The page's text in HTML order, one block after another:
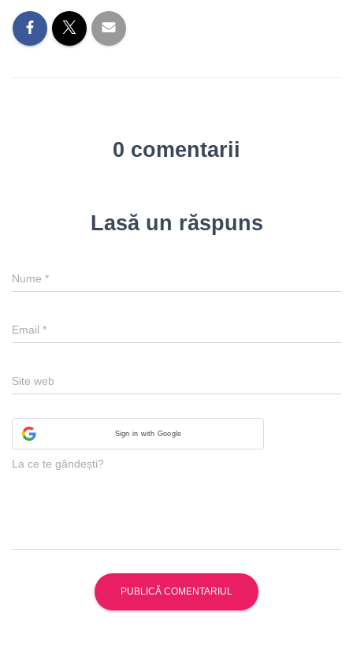
0 comentarii
Lasă un răspuns
Nume *
Email *
Site web
Sign in with Google
La ce te gândești?